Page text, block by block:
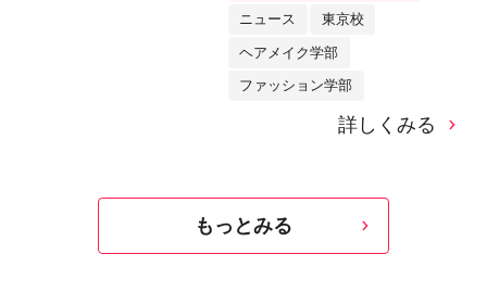
ニュース 東京校
ヘアメイク学部
ファッション学部
詳しくみる
もっとみる